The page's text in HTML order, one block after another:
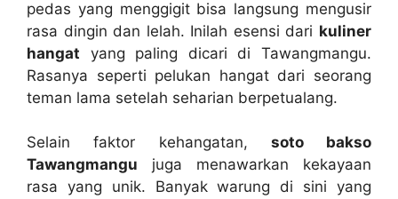
pedas yang menggigit bisa langsung mengusir
rasa dingin dan lelah. Inilah esensi dari kuliner
hangat yang paling dicari di Tawangmangu.
Rasanya seperti pelukan hangat dari seorang
teman lama setelah seharian berpetualang.
Selain faktor kehangatan, soto bakso
Tawangmangu juga menawarkan kekayaan
rasa yang unik. Banyak warung di sini yang